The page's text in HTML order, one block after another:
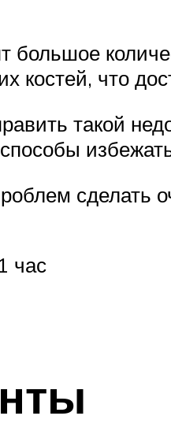
большое
костей, что
такой
сделать
час